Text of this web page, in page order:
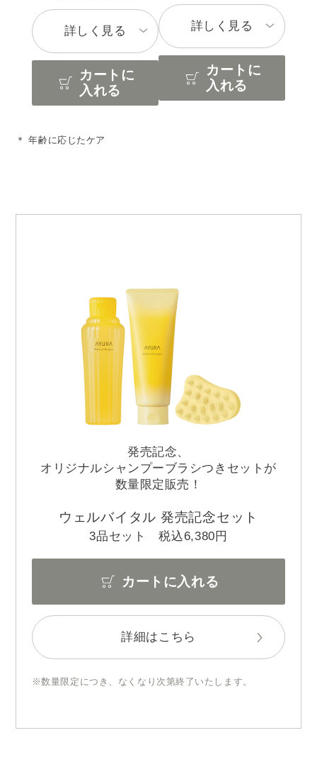
詳しく見る
カートに
入れる
詳しく見る
カートに
入れる
＊ 年齢に応じたケア
発売記念、
オリジナルシャンプーブラシつきセットが
数量限定販売！
ウェルバイタル 発売記念セット
3品セット 税込6,380円
カートに入れる
詳細はこちら
数量限定につき、なくなり次第終了いたします。